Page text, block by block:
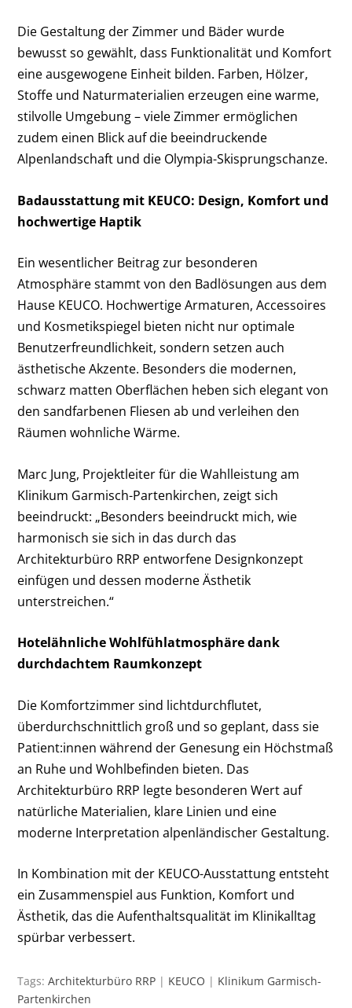
Die Gestaltung der Zimmer und Bäder wurde
bewusst so gewählt, dass Funktionalität und Komfort
eine ausgewogene Einheit bilden. Farben, Hölzer,
Stoffe und Naturmaterialien erzeugen eine warme,
stilvolle Umgebung – viele Zimmer ermöglichen
zudem einen Blick auf die beeindruckende
Alpenlandschaft und die Olympia-Skisprungschanze.
Badausstattung mit KEUCO: Design, Komfort und
hochwertige Haptik
Ein wesentlicher Beitrag zur besonderen
Atmosphäre stammt von den Badlösungen aus dem
Hause KEUCO. Hochwertige Armaturen, Accessoires
und Kosmetikspiegel bieten nicht nur optimale
Benutzerfreundlichkeit, sondern setzen auch
ästhetische Akzente. Besonders die modernen,
schwarz matten Oberflächen heben sich elegant von
den sandfarbenen Fliesen ab und verleihen den
Räumen wohnliche Wärme.
Marc Jung, Projektleiter für die Wahlleistung am
Klinikum Garmisch-Partenkirchen, zeigt sich
beeindruckt: „Besonders beeindruckt mich, wie
harmonisch sie sich in das durch das
Architekturbüro RRP entworfene Designkonzept
einfügen und dessen moderne Ästhetik
unterstreichen.“
Hotelähnliche Wohlfühlatmosphäre dank
durchdachtem Raumkonzept
Die Komfortzimmer sind lichtdurchflutet,
überdurchschnittlich groß und so geplant, dass sie
Patient:innen während der Genesung ein Höchstmaß
an Ruhe und Wohlbefinden bieten. Das
Architekturbüro RRP legte besonderen Wert auf
natürliche Materialien, klare Linien und eine
moderne Interpretation alpenländischer Gestaltung.
In Kombination mit der KEUCO-Ausstattung entsteht
ein Zusammenspiel aus Funktion, Komfort und
Ästhetik, das die Aufenthaltsqualität im Klinikalltag
spürbar verbessert.
Tags:Architekturbüro RRP | KEUCO | Klinikum Garmisch-
Partenkirchen